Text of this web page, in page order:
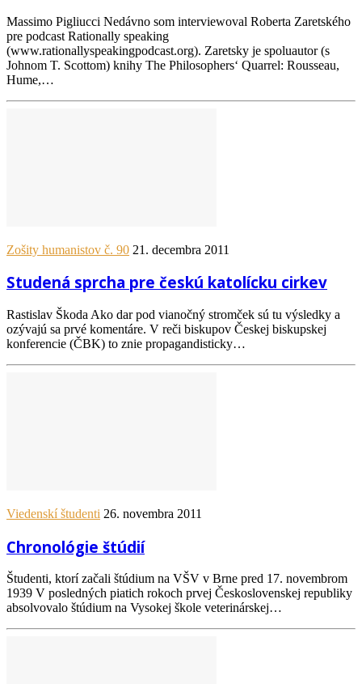
Massimo Pigliucci Nedávno som interviewoval Roberta Zaretského
pre podcast Rationally speaking
(www.rationallyspeakingpodcast.org). Zaretsky je spoluautor (s
Johnom T. Scottom) knihy The Philosophers‘ Quarrel: Rousseau,
Hume,…
Zošity humanistov č. 90 21. decembra 2011
Studená sprcha pre českú katolícku cirkev
Rastislav Škoda Ako dar pod vianočný stromček sú tu výsledky a
ozývajú sa prvé komentáre. V reči biskupov Českej biskupskej
konferencie (ČBK) to znie propagandisticky…
Viedenskí študenti 26. novembra 2011
Chronológie štúdií
Študenti, ktorí začali štúdium na VŠV v Brne pred 17. novembrom
1939 V posledných piatich rokoch prvej Československej republiky
absolvovalo štúdium na Vysokej škole veterinárskej…